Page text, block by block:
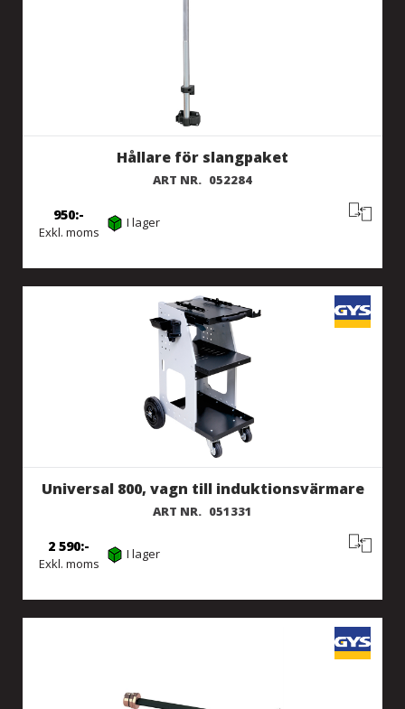
Hållare för slangpaket
ART NR. 052284
Exkl. moms
950 I lager
Universal 800, vagn till induktionsvärmare
ART NR. 051331
Exkl. moms
2 590 I lager